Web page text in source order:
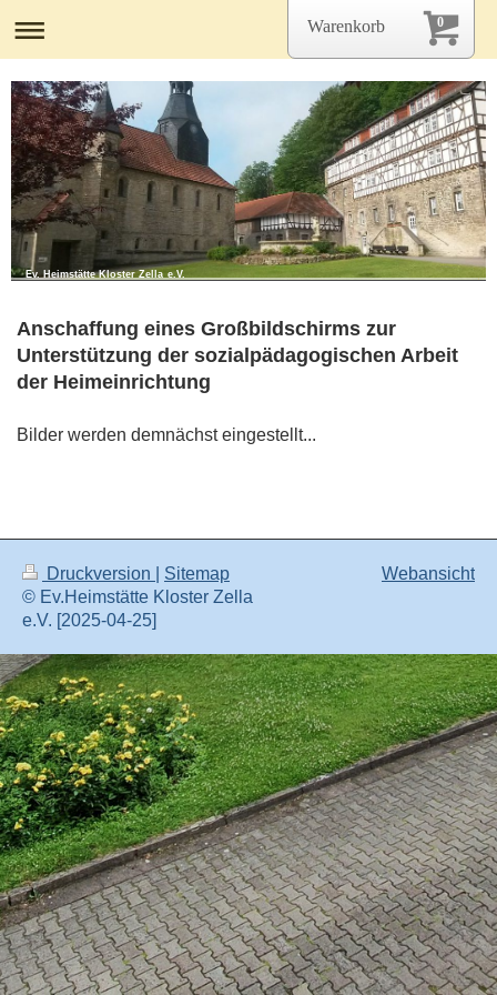
Ev. Heimstätte Kloster Zella e.V.
Anschaffung eines Großbildschirms zur
Unterstützung der sozialpädagogischen Arbeit
der Heimeinrichtung
Bilder werden demnächst eingestellt...
Druckversion
Sitemap
© Ev.Heimstätte Kloster Zella
e.V. [2025-04-25]
Webansicht
0
Warenkorb